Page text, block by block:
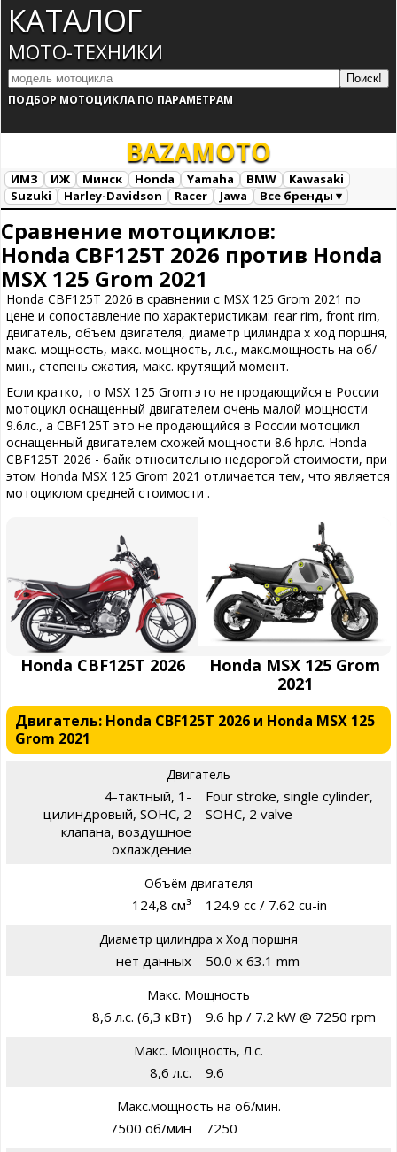
КАТАЛОГ
МОТО-ТЕХНИКИ
ПОДБОР МОТОЦИКЛА ПО ПАРАМЕТРАМ
BAZAMOTO
ИМЗ ИЖ Минск Honda Yamaha BMW
Kawasaki
Suzuki
Harley-Davidson Racer Jawa
Все бренды ▾
Сравнение мотоциклов:
Honda CBF125T 2026 против Honda
MSX 125 Grom 2021
Honda CBF125T 2026 в сравнении с MSX 125 Grom 2021 по
цене и сопоставление по характеристикам: rear rim, front rim,
двигатель, объём двигателя, диаметр цилиндра х ход поршня,
макс. мощность, макс. мощность, л.с., макс.мощность на об/
мин., степень сжатия, макс. крутящий момент.
Если кратко, то MSX 125 Grom это не продающийся в России
мотоцикл оснащенный двигателем очень малой мощности
9.6лс., а CBF125T это не продающийся в России мотоцикл
оснащенный двигателем схожей мощности 8.6 hpлс. Honda
CBF125T 2026 - байк относительно недорогой стоимости, при
этом Honda MSX 125 Grom 2021 отличается тем, что является
мотоциклом средней стоимости .
Honda CBF125T 2026
Honda MSX 125 Grom
2021
Двигатель: Honda CBF125T 2026 и Honda MSX 125
Grom 2021
Двигатель
4-тактный, 1-
цилиндровый, SOHC, 2
клапана, воздушное
охлаждение
Four stroke, single cylinder,
SOHC, 2 valve
Объём двигателя
124,8 см³ 124.9 cc / 7.62 cu-in
Диаметр цилиндра х Ход поршня
нет данных 50.0 x 63.1 mm
Макс. Мощность
8,6 л.с. (6,3 кВт) 9.6 hp / 7.2 kW @ 7250 rpm
Макс. Мощность, Л.с.
8,6 л.с. 9.6
Макс.мощность на об/мин.
7500 об/мин 7250